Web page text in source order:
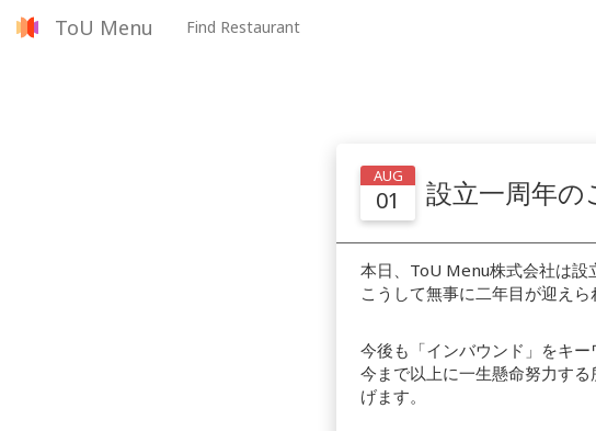
ToU Menu Find Restaurant
AUG
01 設立一周年の
本日、ToU Menu株式会社は設
こうして無事に二年目が迎え
今後も「インバウンド」をキ
今まで以上に一生懸命努力す
げます。